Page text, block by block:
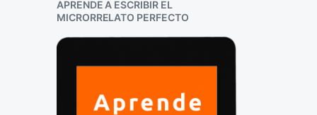
APRENDE A ESCRIBIR EL
MICRORRELATO PERFECTO